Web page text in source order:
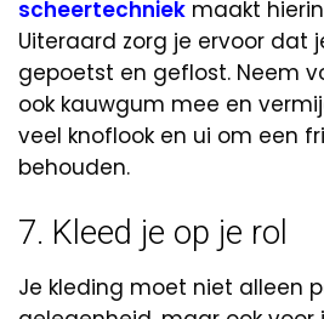
scheertechniek maakt
Uiteraard zorg je ervoor dat
gepoetst en geflost. Neem
ook kauwgum mee en
veel knoflook en ui om een
behouden.
7. Kleed je op je rol
Je kleding moet niet alleen